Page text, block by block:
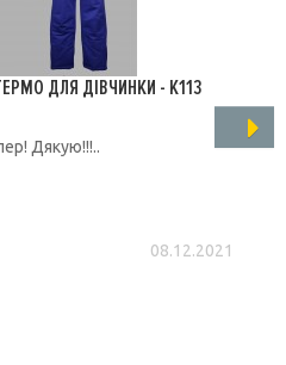
ДЛЯ ДІВЧИНКИ - K113
Дякую!!!..
08.12.2021